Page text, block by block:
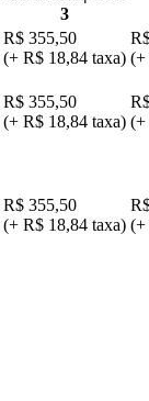
3
R$ 355,50
(+ R$ 18,84 taxa) (+
R$ 355,50
(+ R$ 18,84 taxa) (+
R$ 355,50
(+ R$ 18,84 taxa) (+